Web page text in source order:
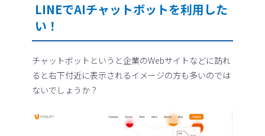
LINEでAIチャットボットを利用した
い！
チャットボットというと企業のWebサイトなどに訪れ
ると右下付近に表示されるイメージの方も多いのでは
ないでしょうか？